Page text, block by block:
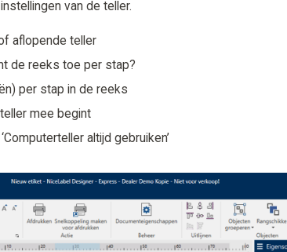
van de teller.
aflopende teller
de reeks toe per stap?
per stap in de reeks
mee begint
altijd gebruiken’